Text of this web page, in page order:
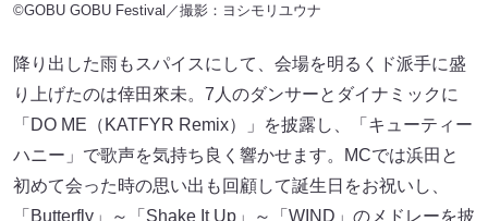
©GOBU GOBU Festival／撮影：ヨシモリユウナ
降り出した雨もスパイスにして、会場を明るくド派手に盛
り上げたのは倖田來未。7人のダンサーとダイナミックに
「DO ME（KATFYR Remix）」を披露し、「キューティー
ハニー」で歌声を気持ち良く響かせます。MCでは浜田と
初めて会った時の思い出も回顧して誕生日をお祝いし、
「Butterfly」～「Shake It Up」～「WIND」のメドレーを披